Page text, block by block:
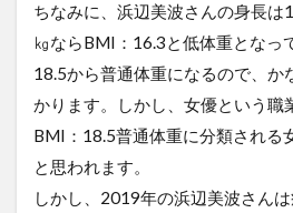
ちなみに、浜辺美波さんの身長
㎏ならBMI：16.3と低体重となっ
18.5から普通体重になるので、か
かります。しかし、女優という職
BMI：18.5普通体重に分類される
と思われます。
しかし、2019年の浜辺美波さん